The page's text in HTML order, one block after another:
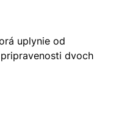
uplynie od
dvoch